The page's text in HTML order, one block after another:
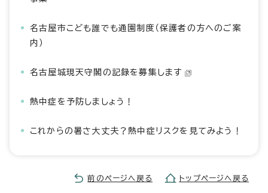
名古屋市こども誰でも通園制度（保護者の方へのご案
内）
名古屋城現天守閣の記録を募集します
熱中症を予防しましょう！
これからの暑さ大丈夫？熱中症リスクを見てみよう！
前のページへ戻る トップページへ戻る